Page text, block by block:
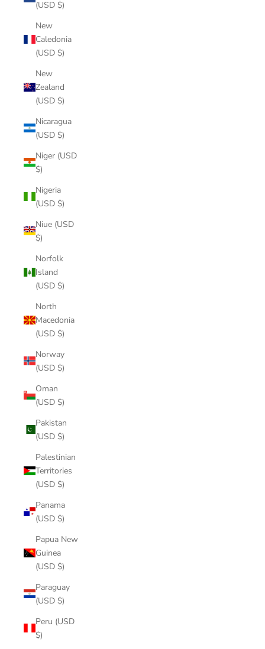
(USD $)
New
Caledonia
(USD $)
New
Zealand
(USD $)
Nicaragua
(USD $)
Niger (USD
$)
Nigeria
(USD $)
Niue (USD
$)
Norfolk
Island
(USD $)
North
Macedonia
(USD $)
Norway
(USD $)
Oman
(USD $)
Pakistan
(USD $)
Palestinian
Territories
(USD $)
Panama
(USD $)
Papua New
Guinea
(USD $)
Paraguay
(USD $)
Peru (USD
$)